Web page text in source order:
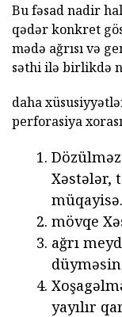
Bu fəsad nadir
qədər konkret
mədə ağrısı və
səthi ilə birlikdə
daha
perforasiya
Xəstələr,
müqayisə.
mövqe
ağrı
yayılır